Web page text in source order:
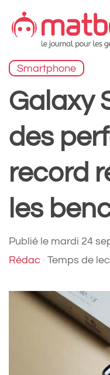
contenu
Smartphone
Galaxy
des
record
les
Publié le mardi 24
Rédac · Temps de